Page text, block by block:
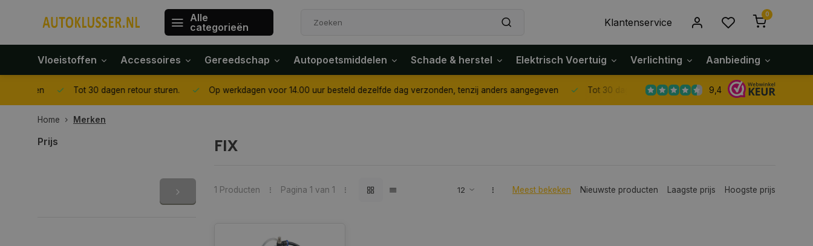
Alle
categorieën
Klantenservice
0
Vloeistoffen Accessoires Gereedschap Autopoetsmiddelen Schade & herstel Elektrisch Voertuig Verlichting Aanbieding
Tot 30 dagen retour sturen. Op werkdagen voor 14.00 uur besteld dezelfde dag verzonden, tenzij anders aangegeven Tot 30 dagen retour sturen. 9,4
Home Merken
Prijs FIX
1 Producten Pagina 1 van 1 Meest bekeken Nieuwste producten Laagste prijs Hoogste prijs